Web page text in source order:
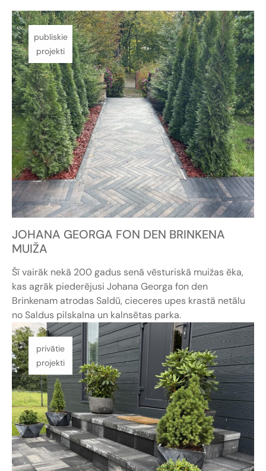
publiskie
projekti
JOHANA GEORGA FON DEN BRINKENA
MUIŽA
Šī vairāk nekā 200 gadus senā vēsturiskā muižas ēka,
kas agrāk piederējusi Johana Georga fon den
Brinkenam atrodas Saldū, cieceres upes krastā netālu
no Saldus pilskalna un kalnsētas parka.
privātie
projekti